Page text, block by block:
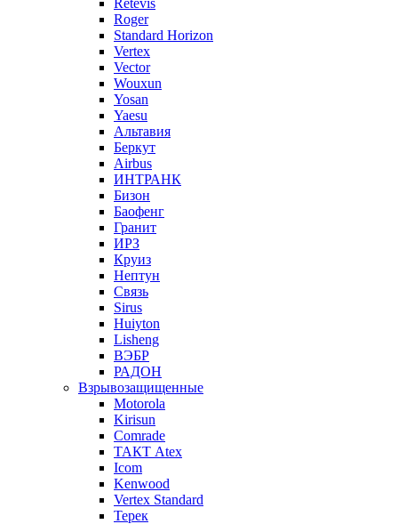
Retevis
Roger
Standard Horizon
Vertex
Vector
Wouxun
Yosan
Yaesu
Альтавия
Беркут
Airbus
ИНТРАНК
Бизон
Баофенг
Гранит
ИРЗ
Круиз
Нептун
Связь
Sirus
Huiyton
Lisheng
ВЭБР
РАДОН
Взрывозащищенные
Motorola
Kirisun
Comrade
ТАКТ Atex
Icom
Kenwood
Vertex Standard
Терек